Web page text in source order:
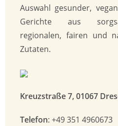
Kreuzstraße 7, 01067
Telefon: +49 351 4960673
Auswahl gesunder,
Gerichte aus
regionalen, fairen und
Zutaten.